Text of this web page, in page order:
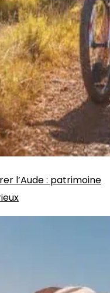
l’Aude : patrimoine